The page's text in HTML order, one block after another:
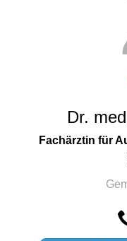
Dr.
Fachärztin für